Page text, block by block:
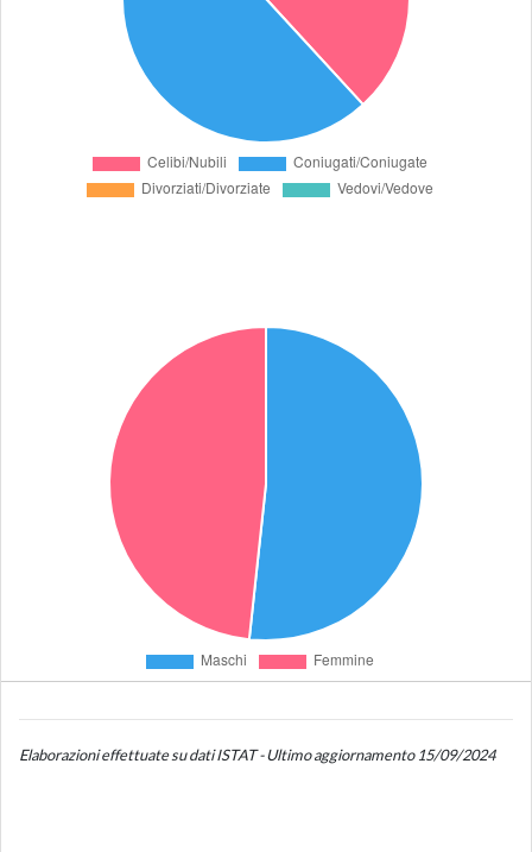
Elaborazioni effettuate su dati ISTAT - Ultimo aggiornamento 15/09/2024